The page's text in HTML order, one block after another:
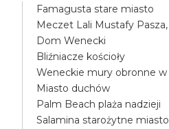
Famagusta stare miasto
Meczet Lali Mustafy
Dom Wenecki
Bliźniacze kościoły
Weneckie mury obronne
Miasto duchów
Palm Beach plaża nadzieji
Salamina starożytne